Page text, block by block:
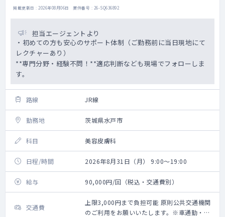
掲載更新日 : 2026年08月06日 案件番号 : 26-SQ636892
担当エージェントより
・初めての方も安心のサポート体制（ご勤務前に当日現地にて
レクチャーあり）
**専門分野・経験不問！**適応判断なども現場でフォローしま
す。
路線 JR線
勤務地 茨城県水戸市
科目 美容皮膚科
日程/時間 2026年8月31日（月） 9:00～19:00
給与 90,000円/回（税込・交通費別）
交通費
上限3,000円まで負担可能 原則公共交通機関
のご利用をお願いいたします。※車通勤・タ